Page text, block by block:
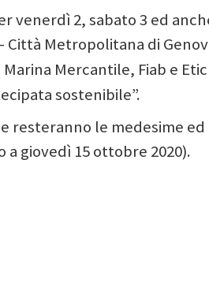
venerdì 2, sabato 3 ed
Metropolitana di
Mercantile, Fiab e
sostenibile”.
resteranno le medesime
giovedì 15 ottobre 2020).